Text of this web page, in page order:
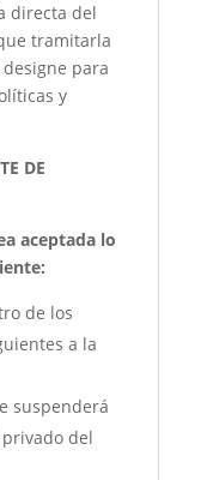
directa del
tramitarla
para
y
DE
aceptada lo
de los
a la
suspenderá
del